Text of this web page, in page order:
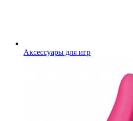
Аксессуары для игр